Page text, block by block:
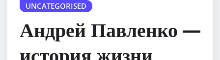
UNCATEGORISED
Андрей Павленко —
история жизни